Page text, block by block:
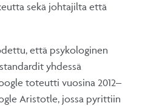
sekä johtajilta että
että psykologinen
yhdessä
toteutti vuosina 2012–
Aristotle, jossa pyrittiin